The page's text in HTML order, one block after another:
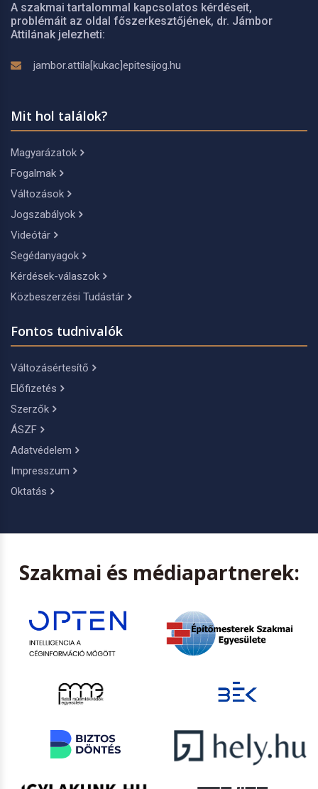
A szakmai tartalommal kapcsolatos kérdéseit,
problémáit az oldal főszerkesztőjének, dr. Jámbor
Attilának jelezheti:
jambor.attila[kukac]epitesijog.hu
Mit hol találok?
Magyarázatok
Fogalmak
Változások
Jogszabályok
Videótár
Segédanyagok
Kérdések-válaszok
Közbeszerzési Tudástár
Fontos tudnivalók
Változásértesítő
Előfizetés
Szerzők
ÁSZF
Adatvédelem
Impresszum
Oktatás
Szakmai és médiapartnerek: